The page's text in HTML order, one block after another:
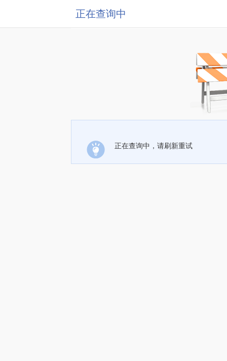
正在查询中
正在查询中，请刷新重试